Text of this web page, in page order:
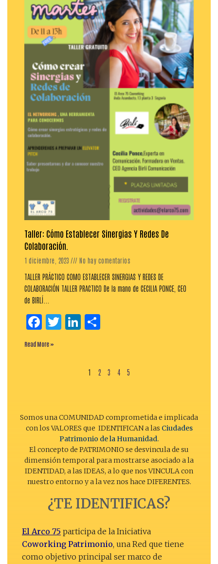
Taller: Cómo Establecer Sinergias Y Redes De
Colaboración.
1 diciembre, 2023 No hay comentarios
TALLER PRÁCTICO COMO ESTABLECER SINERGIAS Y REDES DE
COLABORACIÓN TALLER PRACTICO De la mano de CECILIA PONCE, CEO
de BIRLÍ...
Facebook
TwitterLinkedIn
Read More »
1 2 3 4 5
Somos una COMUNIDAD comprometida e implicada
con los VALORES que IDENTIFICAN a las Ciudades
Patrimonio de la Humanidad.
El concepto de PATRIMONIO se desvincula de su
dimensión temporal para mostrarse asociado a la
IDENTIDAD, a las IDEAS, a lo que nos VINCULA con
nuestro entorno y a la vez nos hace DIFERENTES.
¿TE IDENTIFICAS?
El Arco 75 participa de la Iniciativa
Coworking Patrimonio, una Red que tiene
como objetivo principal ser marco de